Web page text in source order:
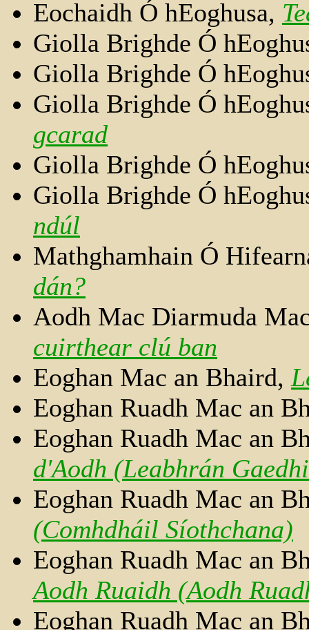
Eochaidh Ó hEoghusa,
Giolla Brighde Ó
Giolla Brighde Ó
Giolla Brighde Ó
gcarad
Giolla Brighde Ó
Giolla Brighde Ó
ndúl
Mathghamhain Ó
dán?
Aodh Mac Diarmuda
cuirthear clú ban
Eoghan Mac an Bhaird,
Eoghan Ruadh Mac an
Eoghan Ruadh Mac an
d'Aodh (Leabhrán
Eoghan Ruadh Mac an
(Comhdháil Síothchana)
Eoghan Ruadh Mac an
Aodh Ruaidh (Aodh
Eoghan Ruadh Mac an